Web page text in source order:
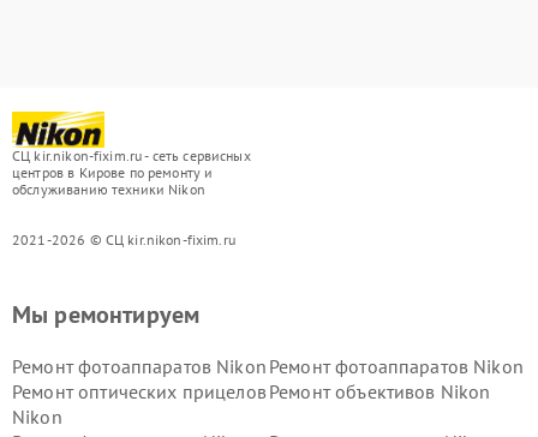
СЦ kir.nikon-fixim.ru - сеть сервисных
центров в Кирове по ремонту и
обслуживанию техники Nikon
2021-2026 © СЦ kir.nikon-fixim.ru
Мы ремонтируем
Ремонт фотоаппаратов Nikon Ремонт фотоаппаратов Nikon
Ремонт оптических прицелов
Nikon
Ремонт объективов Nikon